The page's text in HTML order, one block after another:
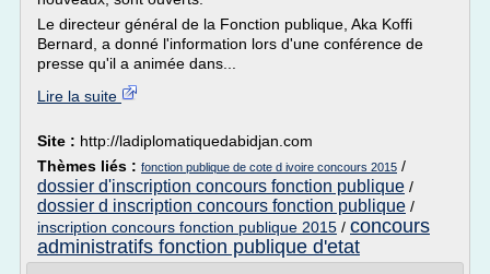
Le directeur général de la Fonction publique, Aka Koffi
Bernard, a donné l'information lors d'une conférence de
presse qu'il a animée dans...
Lire la suite
Site : http://ladiplomatiquedabidjan.com
Thèmes liés : fonction publique de cote d ivoire concours 2015 /
dossier d'inscription concours fonction publique /
dossier d inscription concours fonction publique /
inscription concours fonction publique 2015 / concours
administratifs fonction publique d'etat